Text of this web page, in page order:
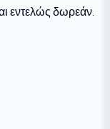
εντελώς δωρεάν.